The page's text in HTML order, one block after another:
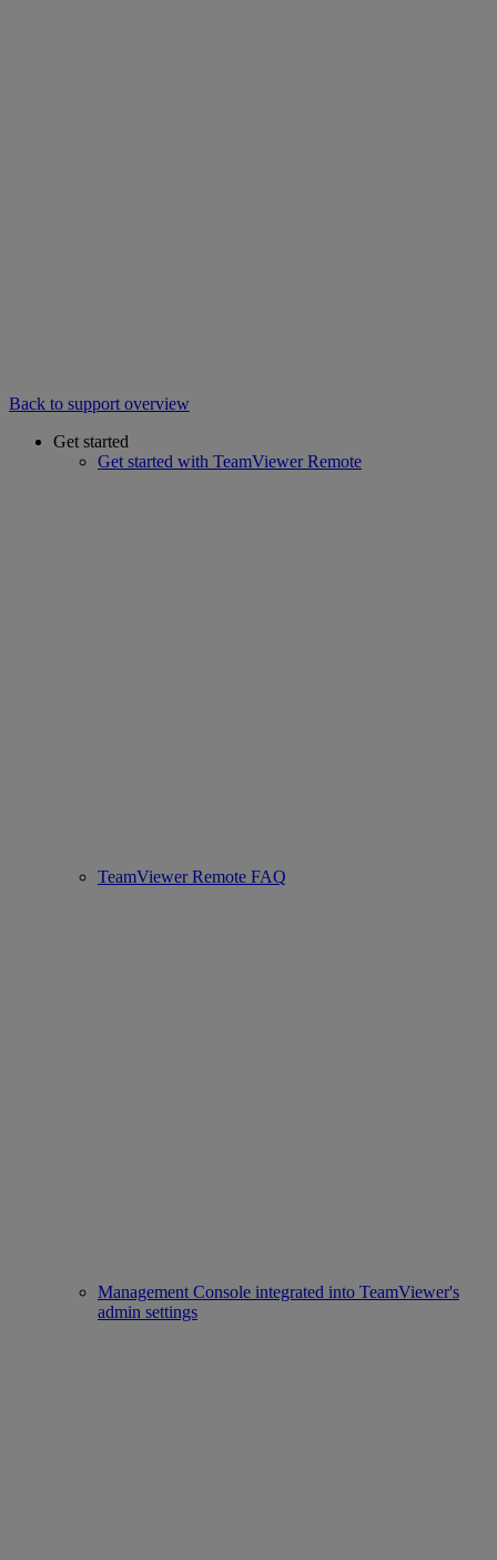
Back to support overview
Get started
Get started with TeamViewer Remote
TeamViewer Remote FAQ
Management Console integrated into TeamViewer's
admin settings